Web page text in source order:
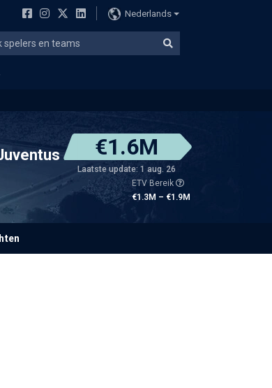
Nederlands
€1.6M
Laatste update: 1 aug. 26
ETV Bereik
€1.3M – €1.9M